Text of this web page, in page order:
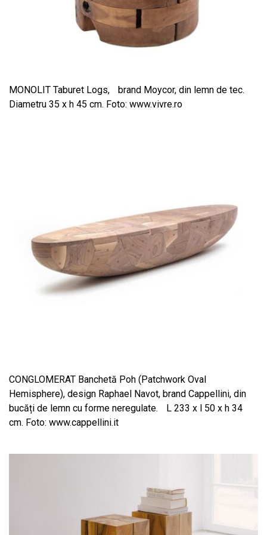
MONOLIT Taburet Logs, brand Moycor, din lemn de tec.
Diametru 35 x h 45 cm. Foto: www.vivre.ro
CONGLOMERAT Banchetă Poh (Patchwork Oval
Hemisphere), design Raphael Navot, brand Cappellini, din
bucăți de lemn cu forme neregulate. L 233 x l 50 x h 34
cm. Foto: www.cappellini.it